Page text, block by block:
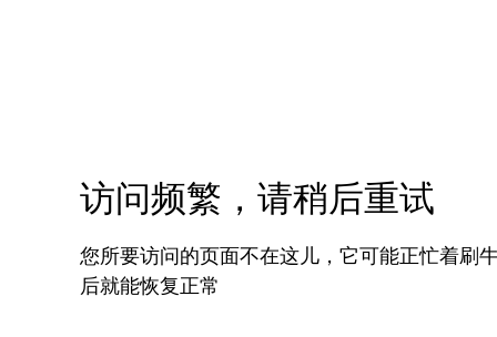
访问频繁，请稍后重试
您所要访问的页面不在这儿，它可能正忙着刷
后就能恢复正常